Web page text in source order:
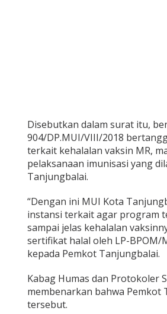
Disebutkan dalam surat itu,
904/DP.MUI/VIII/2018
terkait kehalalan vaksin MR,
pelaksanaan imunisasi yang
Tanjungbalai.
“Dengan ini MUI Kota
instansi terkait agar program
sampai jelas kehalalan
sertifikat halal oleh LP-BPOM/
kepada Pemkot Tanjungbalai.
Kabag Humas dan Protokoler
membenarkan bahwa
tersebut.